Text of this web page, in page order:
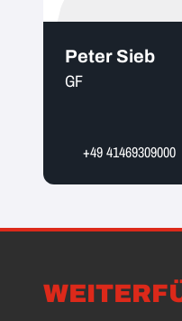
Peter Sieb
GF
+49 41469309000